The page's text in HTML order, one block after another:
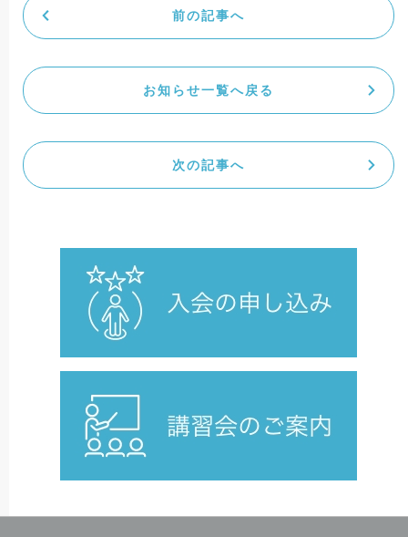
前の記事へ
お知らせ一覧へ戻る
次の記事へ